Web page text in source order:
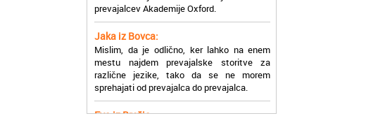
Jaka iz Bovca:
Mislim, da je odlično, ker lahko na enem
mestu najdem prevajalske storitve za
različne jezike, tako da se ne morem
sprehajati od prevajalca do prevajalca.
Eva iz Brežic:
Nujno sem potrebovala prevod v francoski